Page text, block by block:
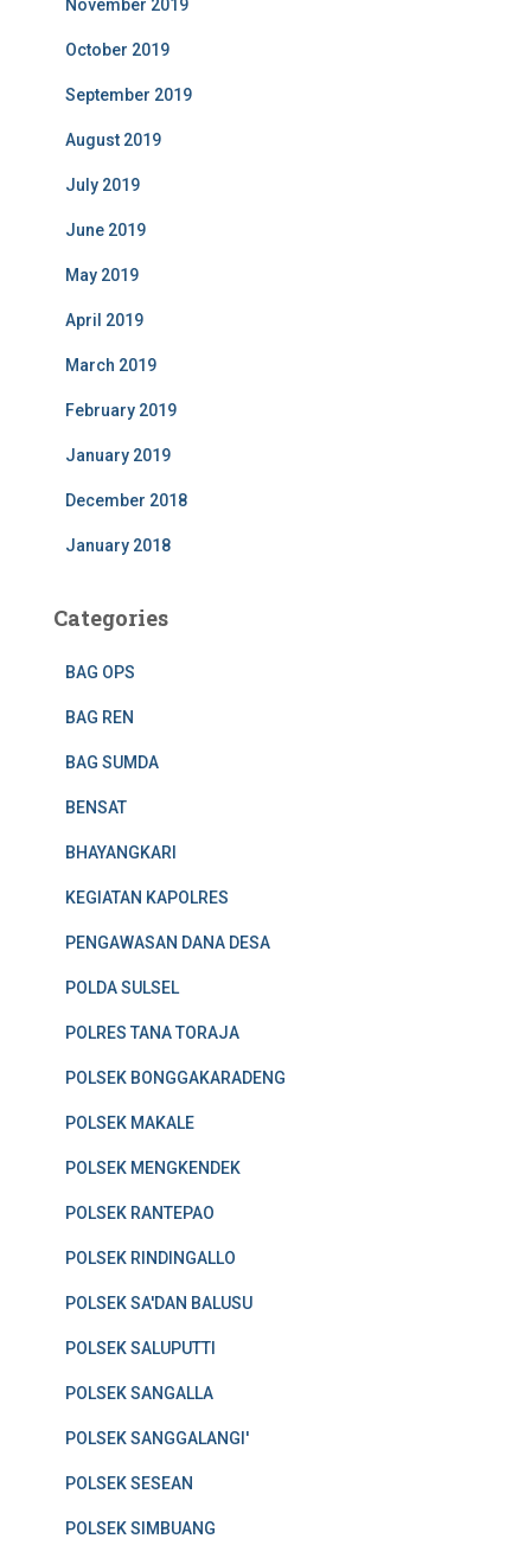
November 2019
October 2019
September 2019
August 2019
July 2019
June 2019
May 2019
April 2019
March 2019
February 2019
January 2019
December 2018
January 2018
Categories
BAG OPS
BAG REN
BAG SUMDA
BENSAT
BHAYANGKARI
KEGIATAN KAPOLRES
PENGAWASAN DANA DESA
POLDA SULSEL
POLRES TANA TORAJA
POLSEK BONGGAKARADENG
POLSEK MAKALE
POLSEK MENGKENDEK
POLSEK RANTEPAO
POLSEK RINDINGALLO
POLSEK SA'DAN BALUSU
POLSEK SALUPUTTI
POLSEK SANGALLA
POLSEK SANGGALANGI'
POLSEK SESEAN
POLSEK SIMBUANG